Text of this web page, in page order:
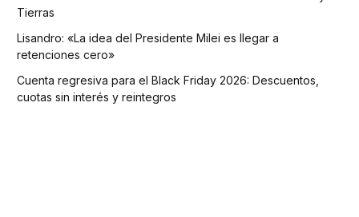
Tierras
Lisandro: «La idea del Presidente Milei es llegar a
retenciones cero»
Cuenta regresiva para el Black Friday 2026: Descuentos,
cuotas sin interés y reintegros